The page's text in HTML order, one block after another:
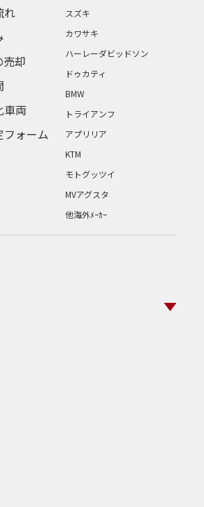
れ
売却
車両
フォーム
スズキ
カワサキ
ハーレーダビッドソン
ドゥカティ
BMW
トライアンフ
アプリリア
KTM
モトグッツイ
MVアグスタ
他海外ﾒｰｶｰ